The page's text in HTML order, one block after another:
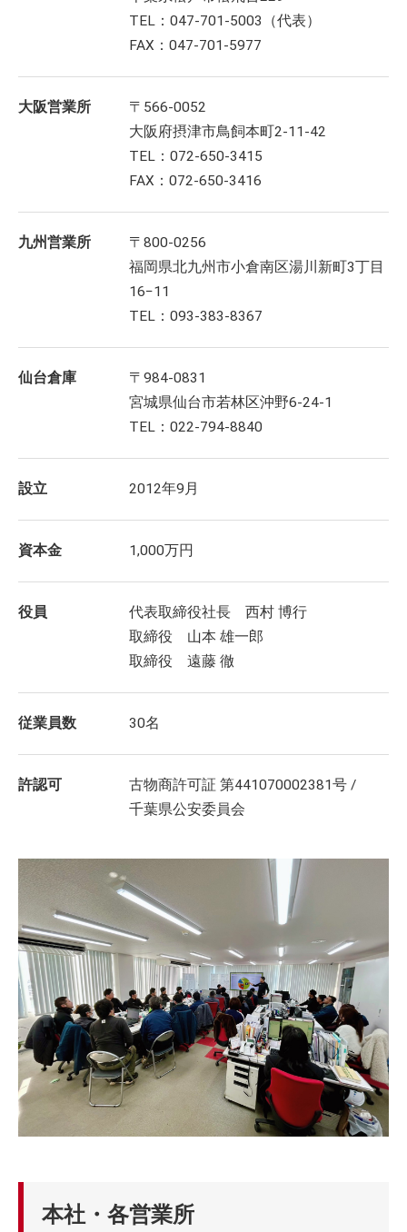
TEL：047-701-5003（代表）
FAX：047-701-5977
大阪営業所
〒566-0052
大阪府摂津市鳥飼本町2-11-42
TEL：072-650-3415
FAX：072-650-3416
九州営業所
〒800-0256
福岡県北九州市小倉南区湯川新町3丁目
16−11
TEL：093-383-8367
仙台倉庫
〒984-0831
宮城県仙台市若林区沖野6-24-1
TEL：022-794-8840
設立 2012年9月
資本金 1,000万円
役員
代表取締役社長 西村 博行
取締役 山本 雄一郎
取締役 遠藤 徹
従業員数 30名
許認可
古物商許可証 第441070002381号 /
千葉県公安委員会
本社・各営業所